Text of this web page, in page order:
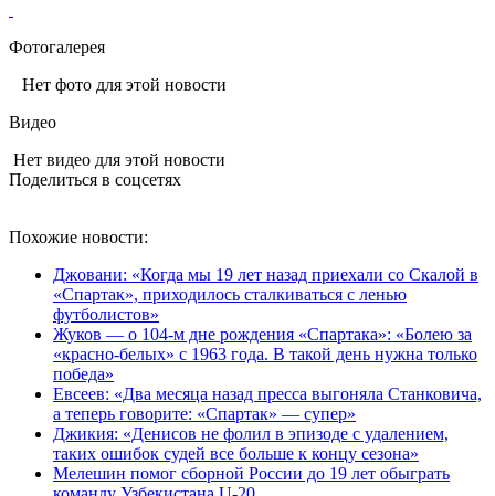
Фотогалерея
Нет фото для этой новости
Видео
Нет видео для этой новости
Поделиться в соцсетях
Похожие новости:
Джовани: «Когда мы 19 лет назад приехали со Скалой в
«Спартак», приходилось сталкиваться с ленью
футболистов»
Жуков — о 104‑м дне рождения «Спартака»: «Болею за
«красно‑белых» с 1963 года. В такой день нужна только
победа»
Евсеев: «Два месяца назад пресса выгоняла Станковича,
а теперь говорите: «Спартак» — супер»
Джикия: «Денисов не фолил в эпизоде с удалением,
таких ошибок судей все больше к концу сезона»
Мелешин помог сборной России до 19 лет обыграть